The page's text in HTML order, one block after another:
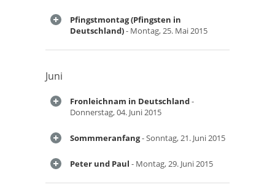
Pfingstmontag (Pfingsten in
Deutschland)- Montag, 25. Mai 2015
Juni
Fronleichnam in Deutschland-
Donnerstag, 04. Juni 2015
Sommmeranfang- Sonntag, 21. Juni 2015
Peter und Paul - Montag, 29. Juni 2015